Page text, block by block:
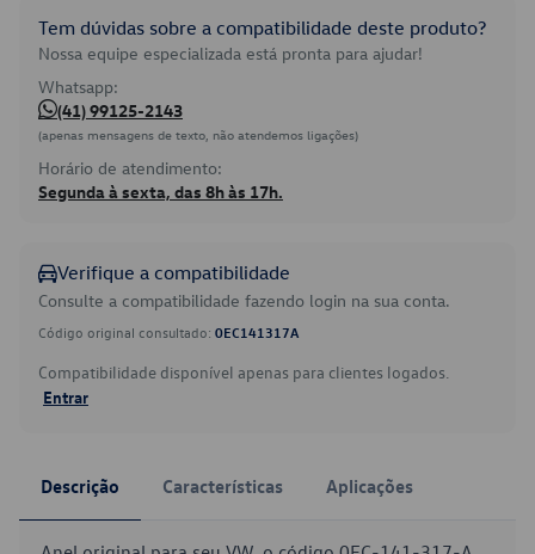
Tem dúvidas sobre a compatibilidade deste produto?
Nossa equipe especializada está pronta para ajudar!
Whatsapp:
(41) 99125-2143
(apenas mensagens de texto, não atendemos ligações)
Horário de atendimento:
Segunda à sexta, das 8h às 17h.
Verifique a compatibilidade
Consulte a compatibilidade fazendo login na sua conta.
Código original consultado: 0EC141317A
Compatibilidade disponível apenas para clientes logados.
Entrar
Descrição Características Aplicações